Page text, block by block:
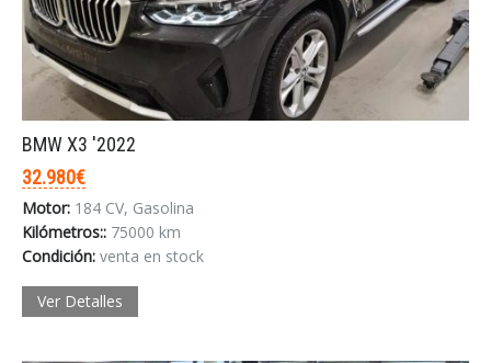
BMW X3 '2022
32.980€
Motor: 184 CV, Gasolina
Kilómetros:: 75000 km
Condición: venta en stock
Ver Detalles